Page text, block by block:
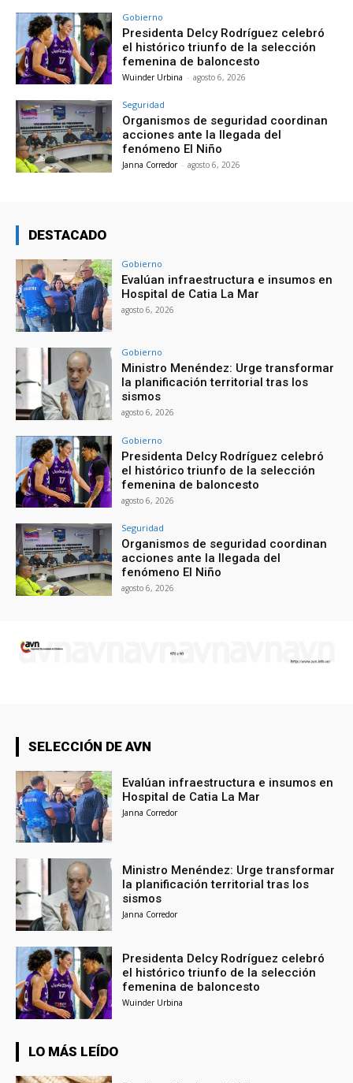
Gobierno
Presidenta Delcy Rodríguez celebró
el histórico triunfo de la selección
femenina de baloncesto
Wuinder Urbina - agosto 6, 2026
Seguridad
Organismos de seguridad coordinan
acciones ante la llegada del
fenómeno El Niño
Janna Corredor - agosto 6, 2026
DESTACADO
Gobierno
Evalúan infraestructura e insumos en
Hospital de Catia La Mar
agosto 6, 2026
Gobierno
Ministro Menéndez: Urge transformar
la planificación territorial tras los
sismos
agosto 6, 2026
Gobierno
Presidenta Delcy Rodríguez celebró
el histórico triunfo de la selección
femenina de baloncesto
agosto 6, 2026
Seguridad
Organismos de seguridad coordinan
acciones ante la llegada del
fenómeno El Niño
agosto 6, 2026
SELECCIÓN DE AVN
Evalúan infraestructura e insumos en
Hospital de Catia La Mar
Janna Corredor
Ministro Menéndez: Urge transformar
la planificación territorial tras los
sismos
Janna Corredor
Presidenta Delcy Rodríguez celebró
el histórico triunfo de la selección
femenina de baloncesto
Wuinder Urbina
LO MÁS LEÍDO